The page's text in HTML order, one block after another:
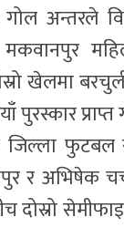
गोल अन्तरले
खेलमा
प्राप्त
र अभिषेक